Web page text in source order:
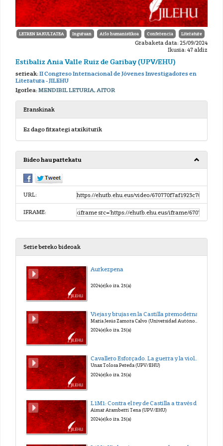
LETREN FAKULTATEA Inguruan Arlo humanistikoa Conferencia Literature
Grabaketa data: 25/09/2024
Ikusia: 47 aldiz
Estibaliz Ania Valle Ruiz de Garibay (UPV/EHU)
serieak:II Congreso Internacional de Jóvenes Investigadores en
Literatura - JILEHU
Igorlea:MENDIBIL LETURIA, AITOR
Eranskinak
Ez dago fitxategi atxikiturik
Bideo hau partekatu
URL:
IFRAME:
Serie bereko bideoak
Aurkezpena
2024(e)ko ira. 25(a)
Viejas y brujas en la Castilla premoderna
María Jesús Zamora Calvo (Universidad Autónoma de Madrid)
2024(e)ko ira. 25(a)
Cavallero Esforçado. La guerra y la violencia como elementos de estatus social en la literatura caballeresca castellana (siglos XIV-XV)
Unax Tolosa Pereda (UPV/EHU)
2024(e)ko ira. 25(a)
Aimar Aramberri Tena (UPV/EHU)
2024(e)ko ira. 25(a)